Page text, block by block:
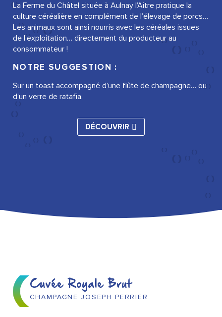
La Ferme du Châtel située à Aulnay l’Aitre pratique la
culture céréalière en complément de l’élevage de porcs…
Les animaux sont ainsi nourris avec les céréales issues
de l’exploitation… directement du producteur au
consommateur !
NOTRE SUGGESTION :
Sur un toast accompagné d’une flûte de champagne… ou
d’un verre de ratafia.
DÉCOUVRIR
Cuvée Royale Brut
CHAMPAGNE JOSEPH PERRIER